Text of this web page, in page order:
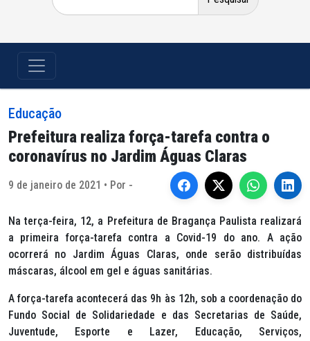
por:
Educação
Prefeitura realiza força-tarefa contra o
coronavírus no Jardim Águas Claras
9 de janeiro de 2021 • Por -
Na terça-feira, 12, a Prefeitura de Bragança Paulista realizará
a primeira força-tarefa contra a Covid-19 do ano. A ação
ocorrerá no Jardim Águas Claras, onde serão distribuídas
máscaras, álcool em gel e águas sanitárias.
A força-tarefa acontecerá das 9h às 12h, sob a coordenação do
Fundo Social de Solidariedade e das Secretarias de Saúde,
Juventude, Esporte e Lazer, Educação, Serviços,